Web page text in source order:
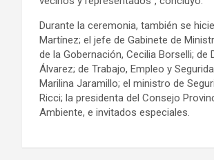
Durante la ceremonia, también se
Martínez; el jefe de Gabinete de
de la Gobernación, Cecilia Borselli; de
Álvarez; de Trabajo, Empleo y
Marilina Jaramillo; el ministro de
Ricci; la presidenta del Consejo
Ambiente, e invitados especiales.